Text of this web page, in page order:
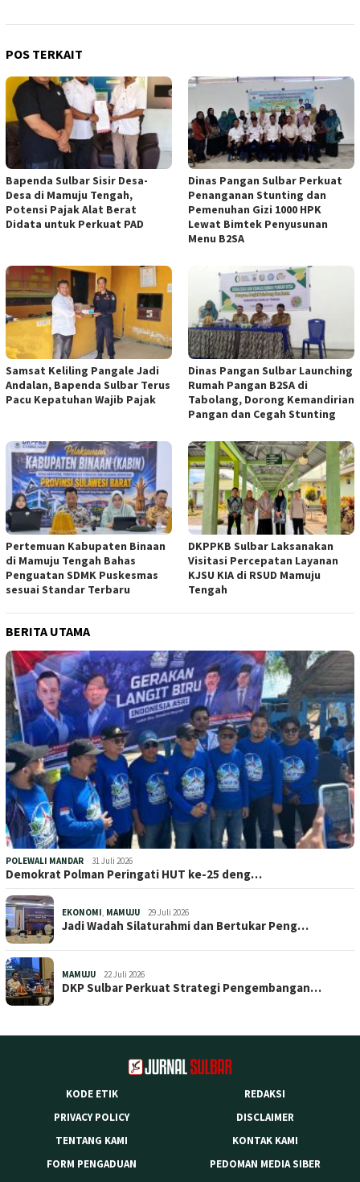
POS TERKAIT
Bapenda Sulbar Sisir Desa-
Desa di Mamuju Tengah,
Potensi Pajak Alat Berat
Didata untuk Perkuat PAD
Dinas Pangan Sulbar Perkuat
Penanganan Stunting dan
Pemenuhan Gizi 1000 HPK
Lewat Bimtek Penyusunan
Menu B2SA
Samsat Keliling Pangale Jadi
Andalan, Bapenda Sulbar Terus
Pacu Kepatuhan Wajib Pajak
Dinas Pangan Sulbar Launching
Rumah Pangan B2SA di
Tabolang, Dorong Kemandirian
Pangan dan Cegah Stunting
Pertemuan Kabupaten Binaan
di Mamuju Tengah Bahas
Penguatan SDMK Puskesmas
sesuai Standar Terbaru
DKPPKB Sulbar Laksanakan
Visitasi Percepatan Layanan
KJSU KIA di RSUD Mamuju
Tengah
BERITA UTAMA
POLEWALI MANDAR 31 Juli 2026
Demokrat Polman Peringati HUT ke-25 deng…
EKONOMI, MAMUJU 29 Juli 2026
Jadi Wadah Silaturahmi dan Bertukar Peng…
MAMUJU 22 Juli 2026
DKP Sulbar Perkuat Strategi Pengembangan…
KODE ETIK
REDAKSI
PRIVACY POLICY
DISCLAIMER
TENTANG KAMI
KONTAK KAMI
FORM PENGADUAN
PEDOMAN MEDIA SIBER